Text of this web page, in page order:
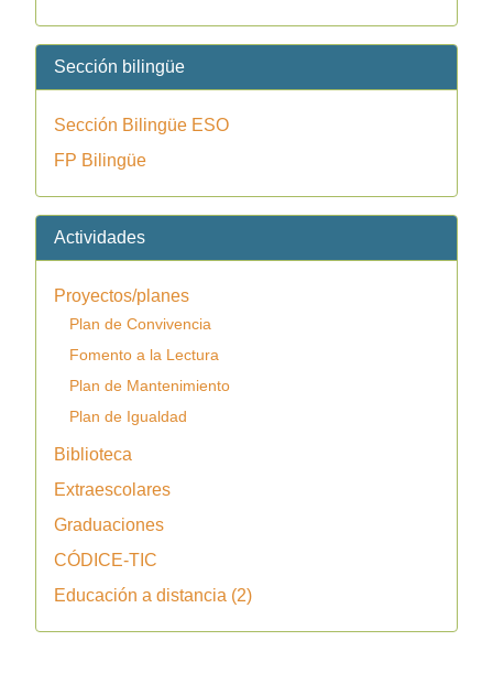
Sección bilingüe
Sección Bilingüe ESO
FP Bilingüe
Actividades
Proyectos/planes
Plan de Convivencia
Fomento a la Lectura
Plan de Mantenimiento
Plan de Igualdad
Biblioteca
Extraescolares
Graduaciones
CÓDICE-TIC
Educación a distancia (2)